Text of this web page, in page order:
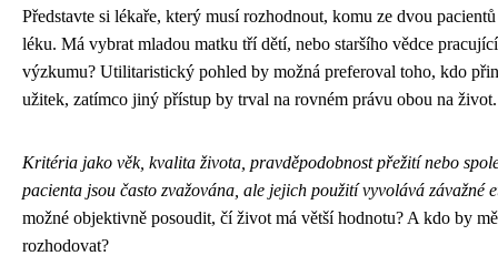
Představte si lékaře, který musí rozhodnout, komu ze dvou
léku. Má vybrat mladou matku tří dětí, nebo staršího vědce
výzkumu? Utilitaristický pohled by možná preferoval toho, kdo
užitek, zatímco jiný přístup by trval na rovném právu obou na život.
Kritéria jako věk, kvalita života, pravděpodobnost přežití nebo
pacienta jsou často zvažována, ale jejich použití vyvolává závažné
možné objektivně posoudit, čí život má větší hodnotu? A kdo by
rozhodovat?